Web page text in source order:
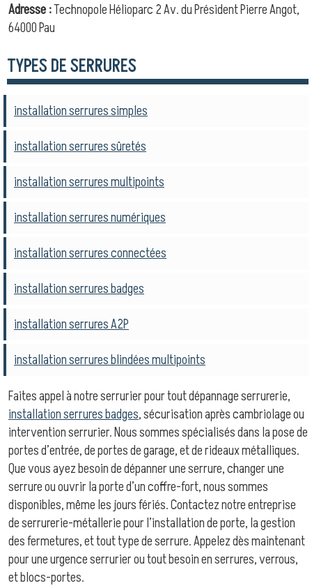
Adresse :Technopole Hélioparc 2 Av. du Président Pierre Angot,
64000 Pau
TYPES DE SERRURES
installation serrures simples
installation serrures sûretés
installation serrures multipoints
installation serrures numériques
installation serrures connectées
installation serrures badges
installation serrures A2P
installation serrures blindées multipoints
Faites appel à notre serrurier pour tout dépannage serrurerie,
installation serrures badges, sécurisation après cambriolage ou
intervention serrurier. Nous sommes spécialisés dans la pose de
portes d’entrée, de portes de garage, et de rideaux métalliques.
Que vous ayez besoin de dépanner une serrure, changer une
serrure ou ouvrir la porte d’un coffre-fort, nous sommes
disponibles, même les jours fériés. Contactez notre entreprise
de serrurerie-métallerie pour l’installation de porte, la gestion
des fermetures, et tout type de serrure. Appelez dès maintenant
pour une urgence serrurier ou tout besoin en serrures, verrous,
et blocs-portes.